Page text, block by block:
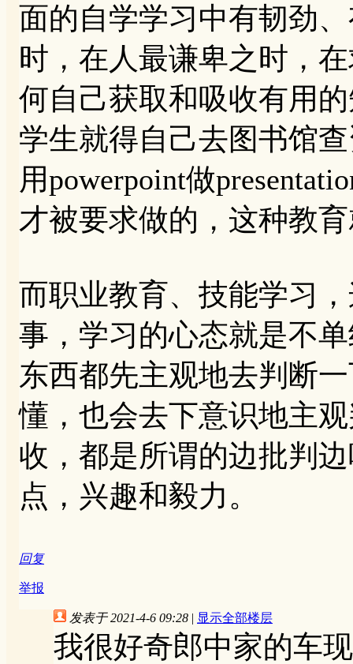
面的自学学习中有韧劲
时，在人最谦卑之时，
何自己获取和吸收有用
学生就得自己去图书馆
用powerpoint做
才被要求做的，这种教
而职业教育、技能学习
事，学习的心态就是不
东西都先主观地去判断
懂，也会去下意识地主
收，都是所谓的边批判
点，兴趣和毅力。
回复
举报
发表于 2021-4-6 09:28 | 显示全部楼层
我很好奇郎中家的车